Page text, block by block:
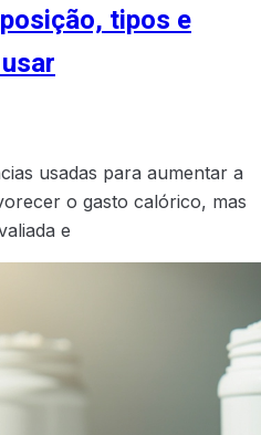
tipos e
usadas para aumentar a
o gasto calórico, mas
e